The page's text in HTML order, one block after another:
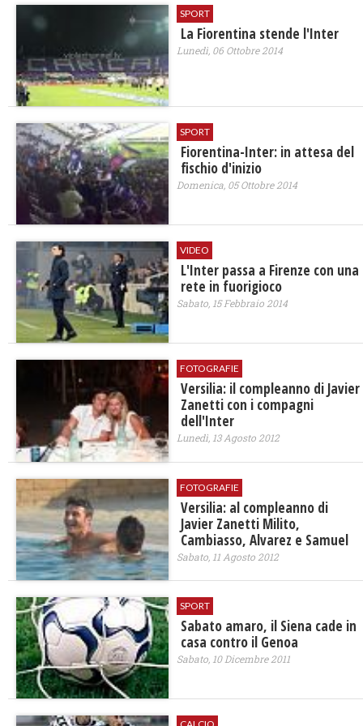
SPORT
La Fiorentina stende l'Inter
Lunedì, 06 Ottobre 2014
SPORT
Fiorentina-Inter: in attesa del
fischio d'inizio
Domenica, 05 Ottobre 2014
VIDEO
L'Inter passa a Firenze con una
rete in fuorigioco
Sabato, 15 Febbraio 2014
FOTOGRAFIE
Versilia: il compleanno di Javier
Zanetti con i compagni
dell'Inter
Lunedì, 13 Agosto 2012
FOTOGRAFIE
Versilia: al compleanno di
Javier Zanetti Milito,
Cambiasso, Alvarez e Samuel
Sabato, 11 Agosto 2012
SPORT
Sabato amaro, il Siena cade in
casa contro il Genoa
Sabato, 10 Dicembre 2011